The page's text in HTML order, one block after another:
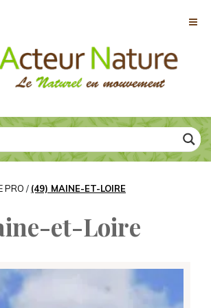
PRO / (49) MAINE-ET-LOIRE
et-Loire